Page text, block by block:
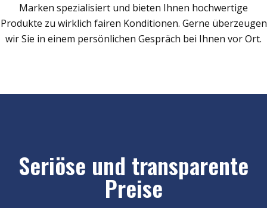
Marken spezialisiert und bieten Ihnen hochwertige
Produkte zu wirklich fairen Konditionen. Gerne überzeugen
wir Sie in einem persönlichen Gespräch bei Ihnen vor Ort.
Seriöse und transparente
Preise